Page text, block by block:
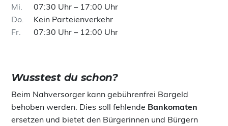
Mi
07:30 Uhr – 17:00 Uhr
Do
Kein Parteienverkehr
Fr
07:30 Uhr – 12:00 Uhr
Wusstest du schon?
Beim Nahversorger kann gebührenfrei Bargeld
behoben werden. Dies soll fehlende Bankomaten
ersetzen und bietet den Bürgerinnen und Bürgern